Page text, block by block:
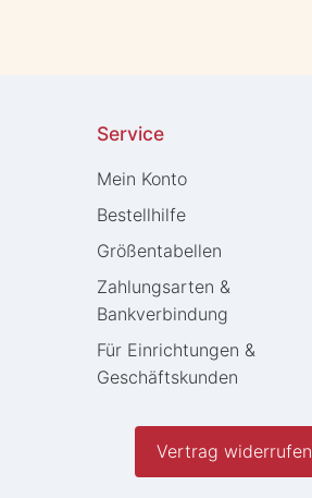
Service
Mein Konto
Bestellhilfe
Größentabellen
Zahlungsarten &
Bankverbindung
Für Einrichtungen &
Geschäftskunden
Vertrag widerrufen